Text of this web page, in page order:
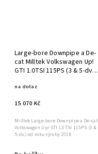
Large-bore Downpipe a De-
cat Milltek Volkswagen Up!
GTI 1.0TSI 115PS (3 & 5-dv.)
na dotaz
15 070 Kč
Milltek Large-bore Downpipe a De-cat
Volkswagen Up! GTI 1.0TSI 115PS (3 &
5-dv.) od roku výroby 2018